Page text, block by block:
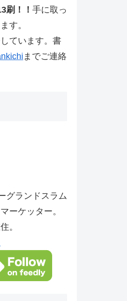
刷！！ 手に取っ
す。
ています。書
までご連絡
グランドスラム
ーケッター。
。